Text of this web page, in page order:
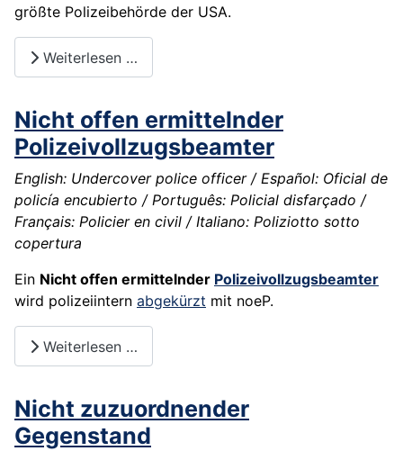
größte Polizeibehörde der USA.
Weiterlesen …
Nicht offen ermittelnder
Polizeivollzugsbeamter
English: Undercover police officer / Español: Oficial de
policía encubierto / Português: Policial disfarçado /
Français: Policier en civil / Italiano: Poliziotto sotto
copertura
Ein Nicht offen ermittelnder Polizeivollzugsbeamter
wird polizeiintern abgekürzt mit noeP.
Weiterlesen …
Nicht zuzuordnender
Gegenstand